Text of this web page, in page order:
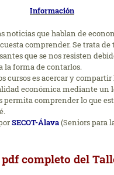
Información
noticias que hablan de
comprender. Se trata de
que se nos resisten
la forma de contarlos.
cursos es acercar y compartir
económica mediante un
permita comprender lo que
SECOT-Álava(Seniors para
completo del